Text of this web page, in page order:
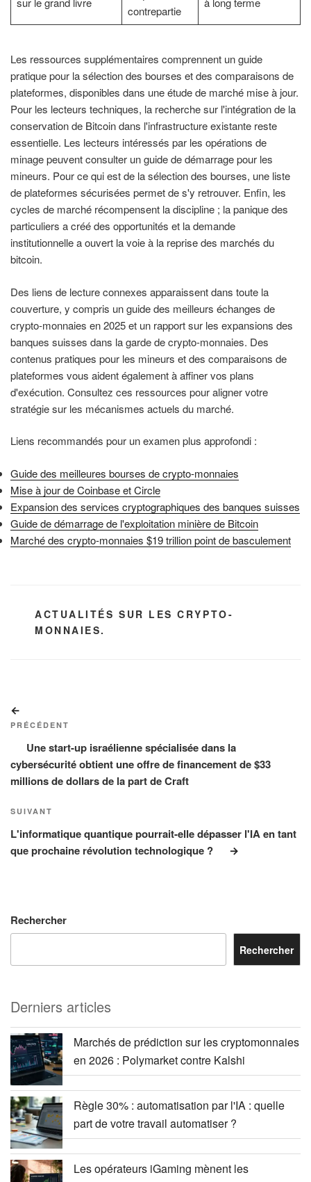
contrepartie
Les ressources supplémentaires comprennent un guide
pratique pour la sélection des bourses et des comparaisons de
plateformes, disponibles dans une étude de marché mise à jour.
Pour les lecteurs techniques, la recherche sur l'intégration de la
conservation de Bitcoin dans l'infrastructure existante reste
essentielle. Les lecteurs intéressés par les opérations de
minage peuvent consulter un guide de démarrage pour les
mineurs. Pour ce qui est de la sélection des bourses, une liste
de plateformes sécurisées permet de s'y retrouver. Enfin, les
cycles de marché récompensent la discipline ; la panique des
particuliers a créé des opportunités et la demande
institutionnelle a ouvert la voie à la reprise des marchés du
bitcoin.
Des liens de lecture connexes apparaissent dans toute la
couverture, y compris un guide des meilleurs échanges de
crypto-monnaies en 2025 et un rapport sur les expansions des
banques suisses dans la garde de crypto-monnaies. Des
contenus pratiques pour les mineurs et des comparaisons de
plateformes vous aident également à affiner vos plans
d'exécution. Consultez ces ressources pour aligner votre
stratégie sur les mécanismes actuels du marché.
Liens recommandés pour un examen plus approfondi :
Guide des meilleures bourses de crypto-monnaies
Mise à jour de Coinbase et Circle
Expansion des services cryptographiques des banques suisses
Guide de démarrage de l'exploitation minière de Bitcoin
Marché des crypto-monnaies $19 trillion point de basculement
CATÉGORIES
ACTUALITÉS SUR LES CRYPTO-
MONNAIES.
de
l’article
précédent
PRÉCÉDENT
Une start-up israélienne spécialisée dans la
cybersécurité obtient une offre de financement de $33
millions de dollars de la part de Craft
Article
suivant
SUIVANT
L'informatique quantique pourrait-elle dépasser l'IA en tant
que prochaine révolution technologique ?
Rechercher
Rechercher
Derniers articles
Marchés de prédiction sur les cryptomonnaies
en 2026 : Polymarket contre Kalshi
Règle 30% : automatisation par l'IA : quelle
part de votre travail automatiser ?
Les opérateurs iGaming mènent les